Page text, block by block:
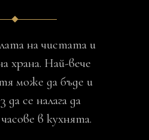
на чистата и
храна. Най-вече
може да бъде и
да се налага да
в кухнята.